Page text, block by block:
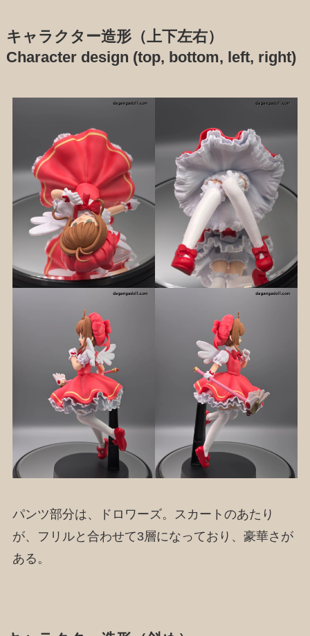
キャラクター造形（上下左右）
Character design (top, bottom, left, right)
パンツ部分は、ドロワーズ。スカートのあたり
が、フリルと合わせて3層になっており、豪華さが
ある。